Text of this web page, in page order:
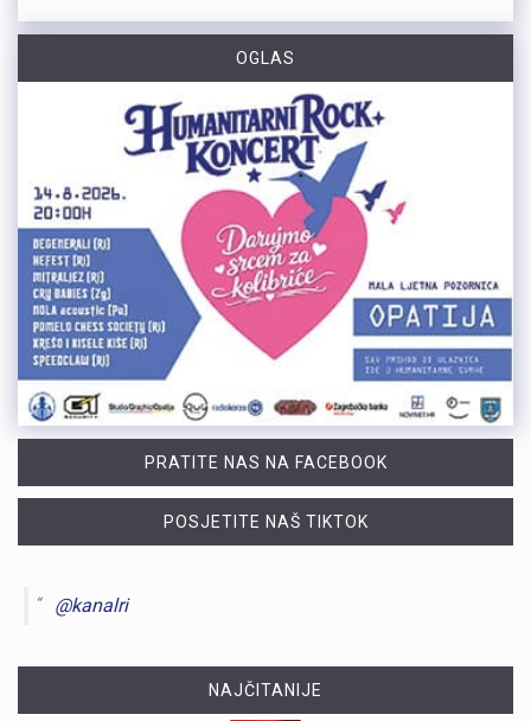
OGLAS
PRATITE NAS NA FACEBOOK
POSJETITE NAŠ TIKTOK
@kanalri
NAJČITANIJE